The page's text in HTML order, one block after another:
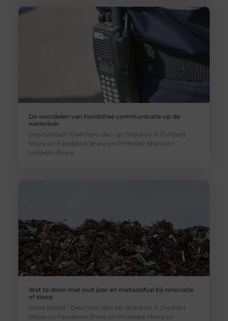
De voordelen van handsfree communicatie op de
werkvloer
Goed artikel? Deel hem dan op: Share on X (Twitter)
Share on Facebook Share on Pinterest Share on
LinkedIn Share
Wat te doen met oud ijzer en metaalafval bij renovatie
of sloop
Goed artikel? Deel hem dan op: Share on X (Twitter)
Share on Facebook Share on Pinterest Share on